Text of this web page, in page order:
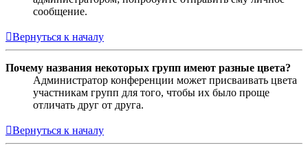
сообщение.
Вернуться к началу
Почему названия некоторых групп имеют разные цвета?
Администратор конференции может присваивать цвета
участникам групп для того, чтобы их было проще
отличать друг от друга.
Вернуться к началу